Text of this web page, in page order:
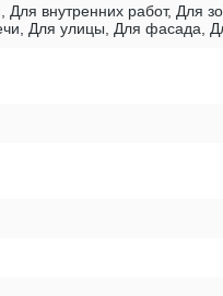
Для внутренних работ,
Для улицы, Для фасада,